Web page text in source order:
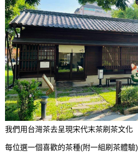
我們用台灣茶去呈現宋代末茶刷茶文化
每位選一個喜歡的茶種(附一組刷茶體驗)